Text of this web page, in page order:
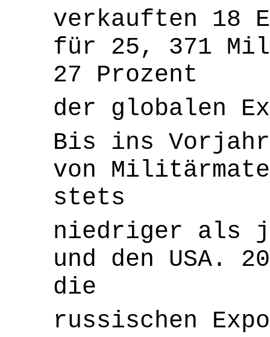
verkauften 18
für 25, 371
27 Prozent
der globalen
Bis ins
von
stets
niedriger als
und den USA.
die
russischen